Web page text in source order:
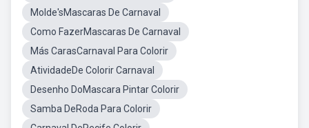
Molde'sMascaras De Carnaval
Como FazerMascaras De Carnaval
Más CarasCarnaval Para Colorir
AtividadeDe Colorir Carnaval
Desenho DoMascara Pintar Colorir
Samba DeRoda Para Colorir